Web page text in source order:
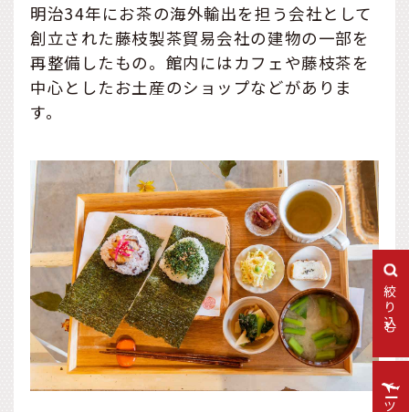
絞り込む
明治34年にお茶の海外輸出を担う会社として
創立された藤枝製茶貿易会社の建物の一部を
再整備したもの。館内にはカフェや藤枝茶を
中心としたお土産のショップなどがありま
す。